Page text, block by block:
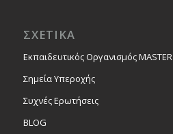
ΣΧΕΤΙΚΑ
Εκπαιδευτικός Οργανισμός MASTER
Σημεία Υπεροχής
Συχνές Ερωτήσεις
BLOG